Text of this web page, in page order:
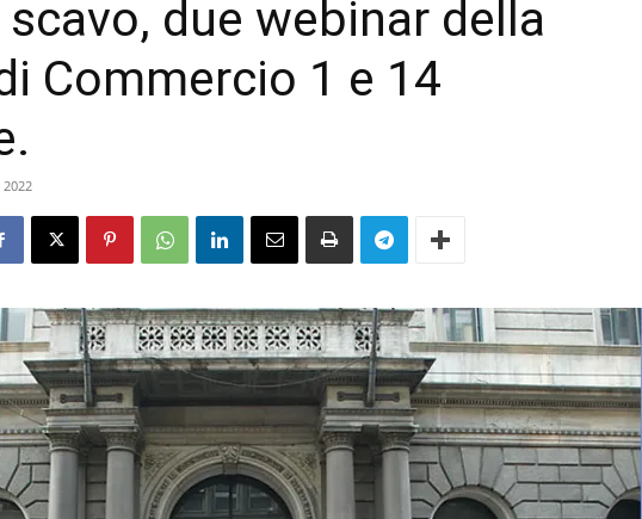
due webinar della
Commercio 1 e 14